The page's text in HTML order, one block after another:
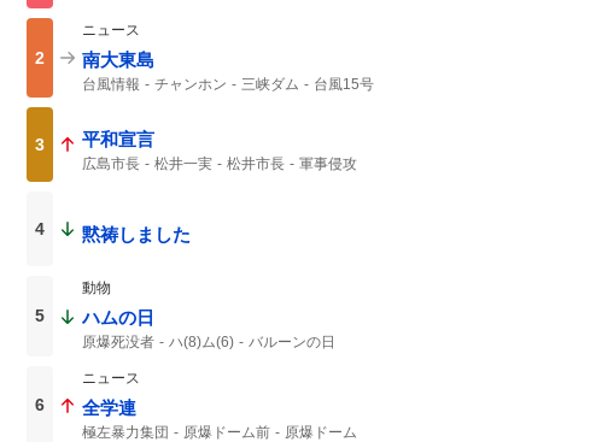
ご冥福をお祈り
2
ニュース
南大東島
台風情報 チャンホン 三峡ダム
台風15号
3 平和宣言
広島市長 松井一実 松井市長
軍事侵攻
4 黙祷しました
5
動物
ハムの日
原爆死没者 ハ(8)ム(6)
バルーンの日
6
ニュース
全学連
極左暴力集団 原爆ドーム前
原爆ドーム